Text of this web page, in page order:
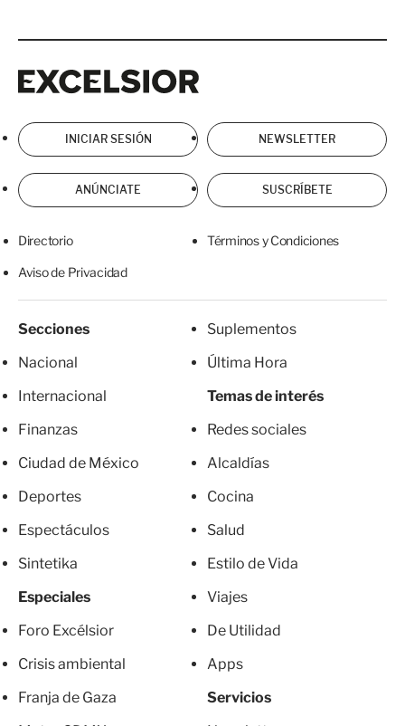
INICIAR SESIÓN NEWSLETTER
ANÚNCIATE SUSCRÍBETE
Directorio Términos y Condiciones
Aviso de Privacidad
Secciones
Nacional
Internacional
Finanzas
Ciudad de México
Deportes
Espectáculos
Sintetika
Especiales
Foro Excélsior
Crisis ambiental
Franja de Gaza
Suplementos
Última Hora
Temas de interés
Redes sociales
Alcaldías
Cocina
Salud
Estilo de Vida
Viajes
De Utilidad
Apps
Servicios